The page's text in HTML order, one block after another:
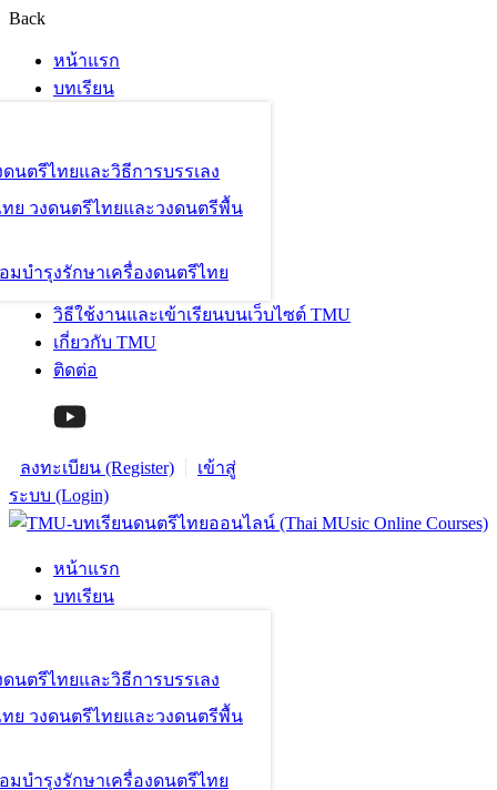
Back
หน้าแรก
บทเรียน
ดนตรีไทยและวิธีการบรรเลง
ทย วงดนตรีไทยและวงดนตรีพื้น
มบำรุงรักษาเครื่องดนตรีไทย
วิธีใช้งานและเข้าเรียนบนเว็บไซต์ TMU
เกี่ยวกับ TMU
ติดต่อ
ลงทะเบียน (Register)
เข้าสู่
ระบบ (Login)
หน้าแรก
บทเรียน
ดนตรีไทยและวิธีการบรรเลง
ทย วงดนตรีไทยและวงดนตรีพื้น
มบำรุงรักษาเครื่องดนตรีไทย